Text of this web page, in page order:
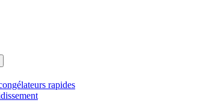
rapides